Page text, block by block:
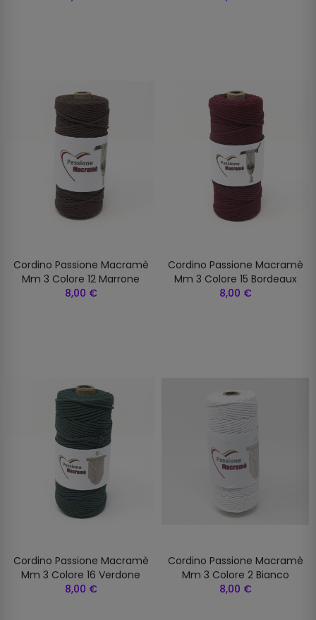
Cordino Passione Macramè
Mm 3 Colore 12 Marrone
8,00 €
Cordino Passione Macramè
Mm 3 Colore 15 Bordeaux
8,00 €
Cordino Passione Macramè
Mm 3 Colore 16 Verdone
8,00 €
Cordino Passione Macramè
Mm 3 Colore 2 Bianco
8,00 €